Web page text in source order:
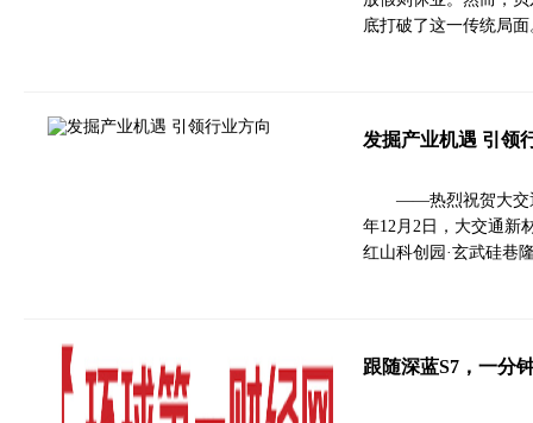
底打破了这一传统局
发掘产业机遇 引领
——热烈祝贺大交
年12月2日，大交通新
红山科创园·玄武硅巷
跟随深蓝S7，一分